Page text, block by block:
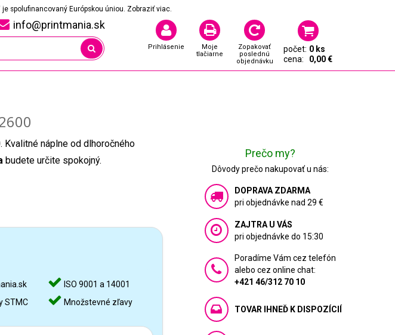
spolufinancovaný Európskou úniou. Zobraziť viac.
info@printmania.sk
Prihlásenie
Moje
tlačiarne
Zopakovať
poslednú
objednávku
počet: 0 ks
cena:
0,00 €
Kvalitné náplne od dlhoročného
budete určite spokojný.
STMC
ISO 9001 a 14001
Množstevné zľavy
Prečo my?
Dôvody prečo nakupovať u nás:
DOPRAVA ZDARMA
pri objednávke nad 29 €
ZAJTRA U VÁS
pri objednávke do 15:30
Poradíme Vám cez telefón
alebo cez online chat:
+421 46/312 70 10
TOVAR IHNEĎ K DISPOZÍCIÍ